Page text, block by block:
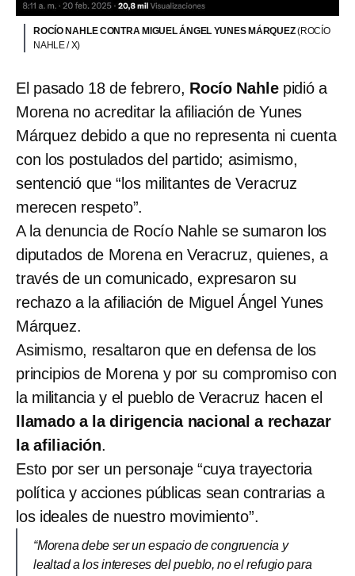
ROCÍO NAHLE CONTRA MIGUEL ÁNGEL YUNES MÁRQUEZ(ROCÍO
NAHLE / X)
El pasado 18 de febrero, Rocío Nahle pidió a
Morena no acreditar la afiliación de Yunes
Márquez debido a que no representa ni cuenta
con los postulados del partido; asimismo,
sentenció que “los militantes de Veracruz
merecen respeto”.
A la denuncia de Rocío Nahle se sumaron los
diputados de Morena en Veracruz, quienes, a
través de un comunicado, expresaron su
rechazo a la afiliación de Miguel Ángel Yunes
Márquez.
Asimismo, resaltaron que en defensa de los
principios de Morena y por su compromiso con
la militancia y el pueblo de Veracruz hacen el
llamado a la dirigencia nacional a rechazar
la afiliación.
Esto por ser un personaje “cuya trayectoria
política y acciones públicas sean contrarias a
los ideales de nuestro movimiento”.
“Morena debe ser un espacio de congruencia y
lealtad a los intereses del pueblo, no el refugio para